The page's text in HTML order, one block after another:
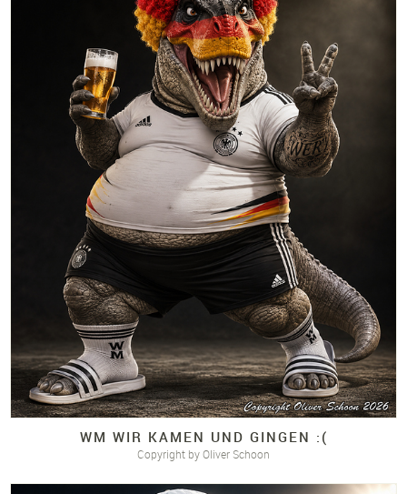
WM WIR KAMEN UND GINGEN :(
Copyright by Oliver Schoon